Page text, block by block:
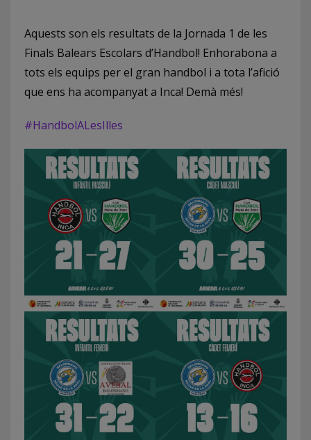
Aquests son els resultats de la Jornada 1 de les
Finals Balears Escolars d’Handbol! Enhorabona a
tots els equips per el gran handbol i a tota l’afició
que ens ha acompanyat a Inca! Demà més!
#HandbolALesIlles